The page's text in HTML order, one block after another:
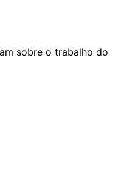
sobre o trabalho do